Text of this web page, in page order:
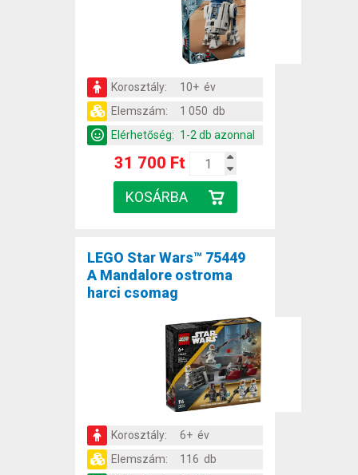
Korosztály:
10+ év
Elemszám:
1 050 db
Elérhetőség: 1-2 db azonnal
31 700 Ft
LEGO Star Wars™ 75449
A Mandalore ostroma
harci csomag
Korosztály:
6+ év
Elemszám:
116 db